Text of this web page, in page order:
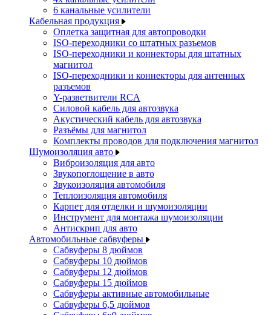
6 канальные усилители
Кабельная продукция
Оплетка защитная для автопроводки
ISO-переходники со штатных разъемов
ISO-переходники и коннекторы для штатных
магнитол
ISO-переходники и коннекторы для антенных
разъемов
Y-разветвители RCA
Силовой кабель для автозвука
Акустический кабель для автозвука
Разъёмы для магнитол
Комплекты проводов для подключения магнитол
Шумоизоляция авто
Виброизоляция для авто
Звукопоглощение в авто
Звукоизоляция автомобиля
Теплоизоляция автомобиля
Карпет для отделки и шумоизоляции
Инструмент для монтажа шумоизоляции
Антискрип для авто
Автомобильные сабвуферы
Сабвуферы 8 дюймов
Сабвуферы 10 дюймов
Сабвуферы 12 дюймов
Сабвуферы 15 дюймов
Сабвуферы активные автомобильные
Сабвуферы 6,5 дюймов